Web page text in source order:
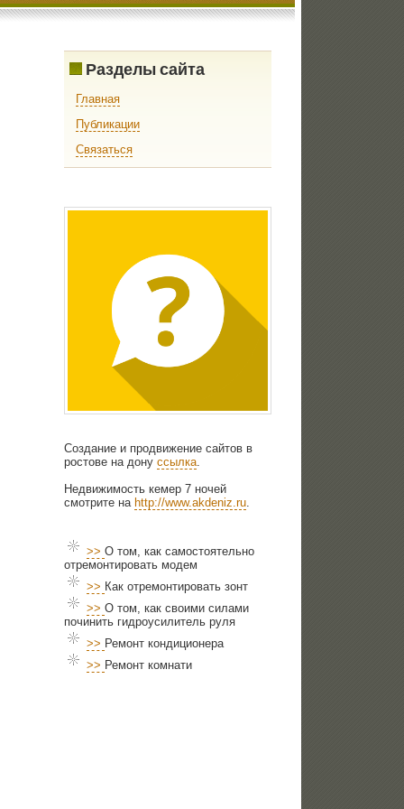
Разделы сайта
Главная
Публикации
Связаться
Создание и продвижение сайтов в
ростове на донуссылка.
Недвижимость кемер 7 ночей
смотрите на http://www.akdeniz.ru.
>>О том, как самостоятельно
отремонтировать модем
>> Как отремонтировать зонт
>>О том, как своими силами
починить гидроусилитель руля
>> Ремонт кондиционера
>> Ремонт комнати